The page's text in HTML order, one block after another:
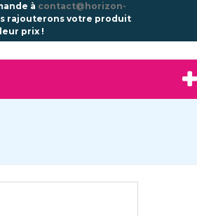
à contact@horizon-
rajouterons votre produit
prix !